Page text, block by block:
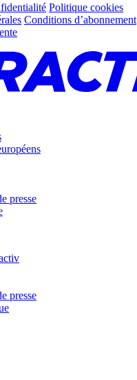
Politique cookies
Conditions d’abonnement
presse
presse